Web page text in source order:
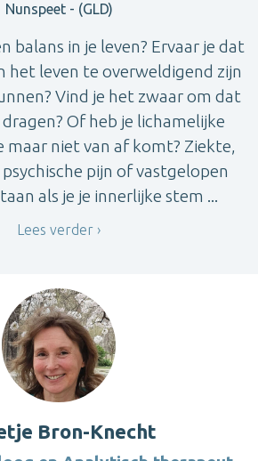
Nunspeet - (GLD)
balans in je leven? Ervaar je dat
het leven te overweldigend zijn
Vind je het zwaar om dat
Of heb je lichamelijke
maar niet van af komt? Ziekte,
pijn of vastgelopen
als je je innerlijke stem ...
Lees verder
Bron-Knecht